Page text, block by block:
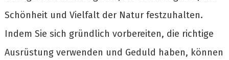
Schönheit und Vielfalt der Natur festzuhalten.
Indem Sie sich gründlich vorbereiten, die richtige
Ausrüstung verwenden und Geduld haben, können